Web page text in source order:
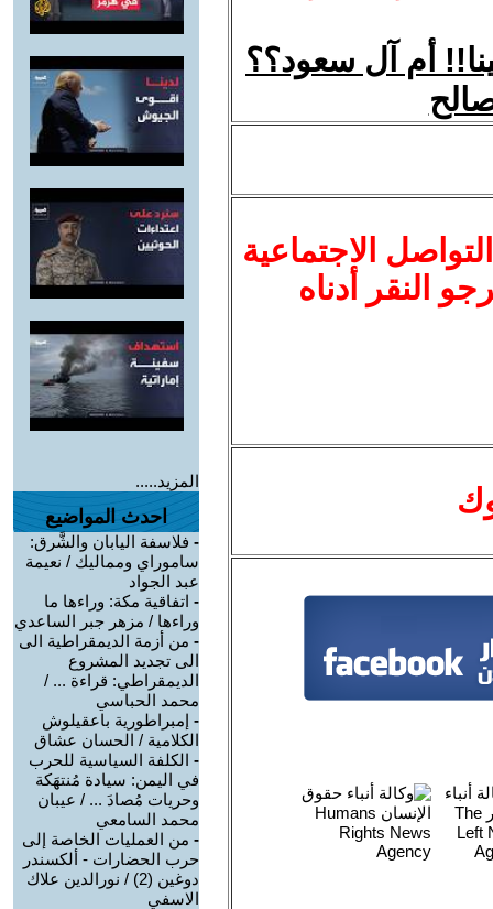
أم آل سعود؟؟
الاجتماعية
النقر أدناه
المزيد.....
احدث المواضيع
- فلاسفة اليابان والشَّرق:
ساموراي ومماليك / نعيمة
عبد الجواد
- اتفاقية مكة: وراءها ما
وراءها / مزهر جبر الساعدي
- من أزمة الديمقراطية الى
الى تجديد المشروع
الديمقراطي: قراءة ... /
محمد الحباسي
- إمبراطورية باعقيلوش
الكلامية / الحسان عشاق
- الكلفة السياسية للحرب
في اليمن: سيادة مُنتهَكة
وحريات مُصادَ ... / عيبان
محمد السامعي
- من العمليات الخاصة إلى
حرب الحضارات - ألكسندر
دوغين (2) / نورالدين علاك
الاسفي